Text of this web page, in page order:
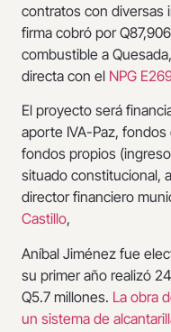
contratos con diversas
firma cobró por
combustible a
directa con el NPG
El proyecto será
aporte IVA-Paz,
fondos propios
situado constitucional,
director financiero
Castillo,
Aníbal Jiménez fue
su primer año realizó
Q5.7 millones. La obra
un sistema de